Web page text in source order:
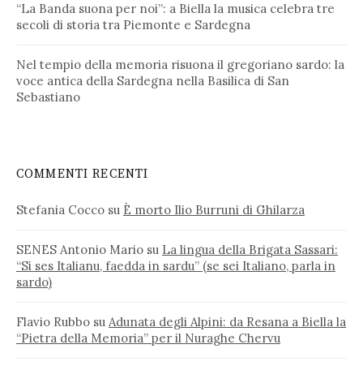
“La Banda suona per noi”: a Biella la musica celebra tre
secoli di storia tra Piemonte e Sardegna
Nel tempio della memoria risuona il gregoriano sardo: la
voce antica della Sardegna nella Basilica di San
Sebastiano
COMMENTI RECENTI
Stefania Cocco su È morto Ilio Burruni di Ghilarza
SENES Antonio Mario su La lingua della Brigata Sassari:
“Si ses Italianu, faedda in sardu” (se sei Italiano, parla in
sardo)
Flavio Rubbo su Adunata degli Alpini: da Resana a Biella la
“Pietra della Memoria” per il Nuraghe Chervu